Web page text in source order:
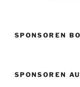
SPONSOREN
SPONSOREN